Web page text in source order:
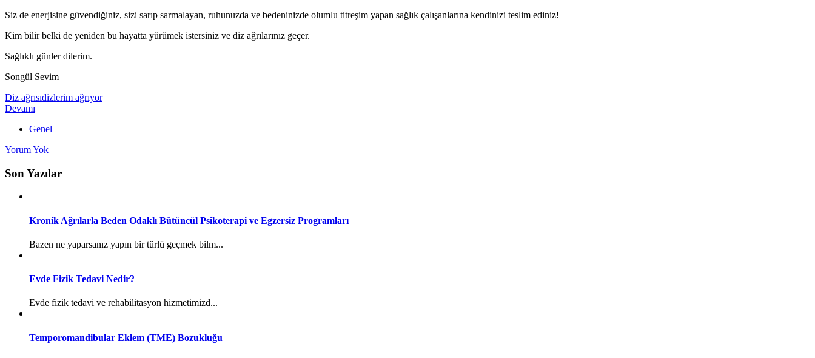
Siz de enerjisine güvendiğiniz, sizi sarıp sarmalayan, ruhunuzda ve bedeninizde olumlu titreşim yapan sağlık çalışanlarına kendinizi teslim ediniz!
Kim bilir belki de yeniden bu hayatta yürümek istersiniz ve diz ağrılarınız geçer.
Sağlıklı günler dilerim.
Songül Sevim
Diz ağrısıdizlerim ağrıyor
Devamı
Genel
Yorum Yok
Son Yazılar
Kronik Ağrılarla Beden Odaklı Bütüncül Psikoterapi ve Egzersiz Programları
Bazen ne yaparsanız yapın bir türlü geçmek bilm...
Evde Fizik Tedavi Nedir?
Evde fizik tedavi ve rehabilitasyon hizmetimizd...
Temporomandibular Eklem (TME) Bozukluğu